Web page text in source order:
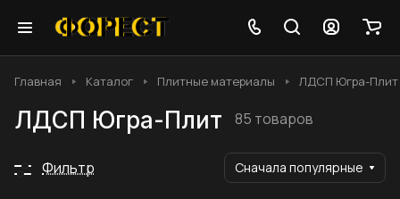
Главная Каталог Плитные материалы ЛДСП Югра-Плит
ЛДСП Югра-Плит 85 товаров
Фильтр Сначала популярные